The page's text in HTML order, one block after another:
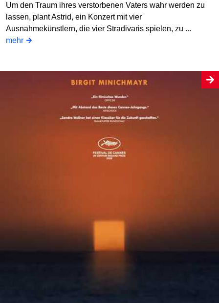
Um den Traum ihres verstorbenen Vaters wahr werden zu
lassen, plant Astrid, ein Konzert mit vier
Ausnahmekünstlern, die vier Stradivaris spielen, zu ...
mehr